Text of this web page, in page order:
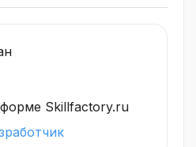
Skillfactory.ru